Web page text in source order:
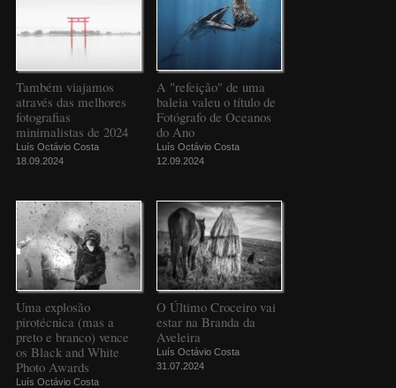
Também viajamos
através das melhores
fotografias
minimalistas de 2024
Luís Octávio Costa
18.09.2024
A "refeição" de uma
baleia valeu o título de
Fotógrafo de Oceanos
do Ano
Luís Octávio Costa
12.09.2024
Uma explosão
pirotécnica (mas a
preto e branco) vence
os Black and White
Photo Awards
Luís Octávio Costa
O Último Croceiro vai
estar na Branda da
Aveleira
Luís Octávio Costa
31.07.2024